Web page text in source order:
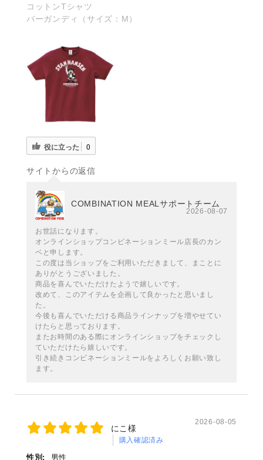
コットンTシャツ
バーガンディ（サイズ：M）
役に立った 0
サイトからの返信
COMBINATION MEALサポートチーム
2026-08-07
お世話になります。
オンラインショップコンビネーションミール店長のカン
ベと申します。
この度は当ショップをご利用いただきまして、まことに
ありがとうございました。
商品を喜んでいただけたようで嬉しいです。
改めて、このアイテムを企画して良かったと思いまし
た。
今後も喜んでいただける商品ラインナップを増やせてい
けたらと思っております。
またお時間のある際にオンラインショップをチェックし
ていただけたら嬉しいです。
引き続きコンビネーションミールをよろしくお願い致し
ます。
にこ様
購入確認済み
2026-08-05
性別: 男性